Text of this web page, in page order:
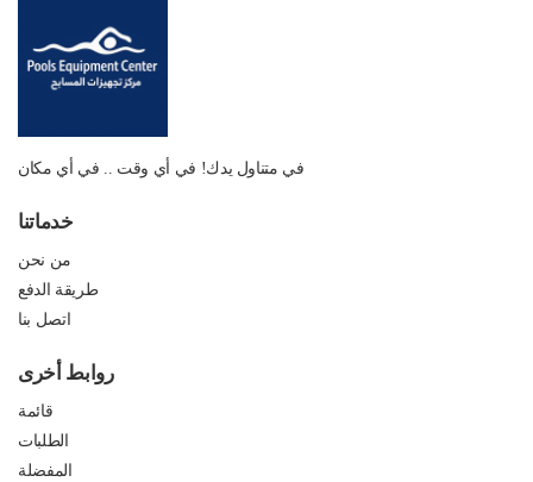
في متناول يدك! في أي وقت .. في أي مكان
خدماتنا
من نحن
طريقة الدفع
اتصل بنا
روابط أخرى
قائمة
الطلبات
المفضلة